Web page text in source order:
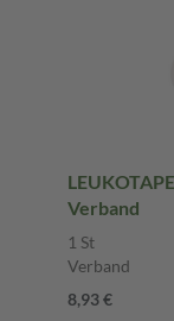
Verband
1 St
Verband
8,93 €